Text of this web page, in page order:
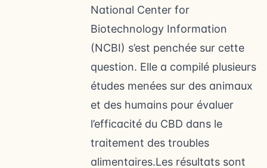
National Center for
Biotechnology Information
(NCBI) s’est penchée sur cette
question. Elle a compilé plusieurs
études menées sur des animaux
et des humains pour évaluer
l’efficacité du CBD dans le
traitement des troubles
alimentaires.Les résultats sont